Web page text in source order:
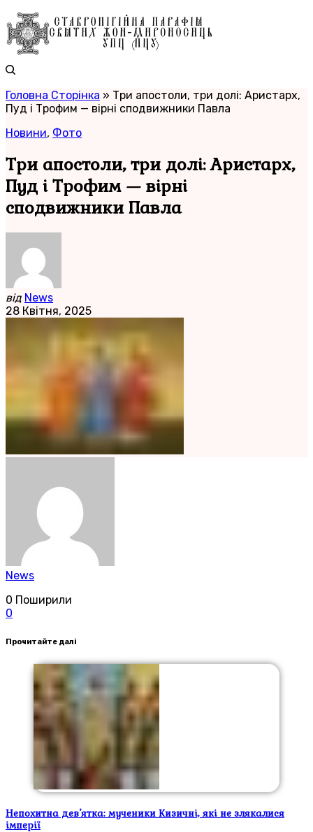
Головна Сторінка » Три апостоли, три долі: Аристарх,
Пуд і Трофим — вірні сподвижники Павла​
Новини, Фото
Три апостоли, три долі: Аристарх,
Пуд і Трофим — вірні
сподвижники Павла​
від News
28 Квітня, 2025
News
0 Поширили
0
Прочитайте далі
Непохитна дев’ятка: мученики Кизичні, які не злякалися
імперії